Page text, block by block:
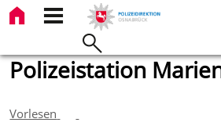
Polizeistation
Vorlesen